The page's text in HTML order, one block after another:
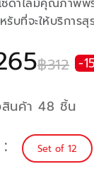
฿312 -
นค้า 48 ชิ้น
ซดาไลม์คุณภาพพ
รับที่จะให้บริการ
Set of 12